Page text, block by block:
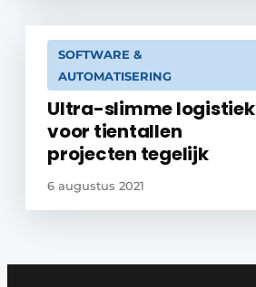
SOFTWARE &
AUTOMATISERING
Ultra-slimme logistiek
voor tientallen
projecten tegelijk
6 augustus 2021